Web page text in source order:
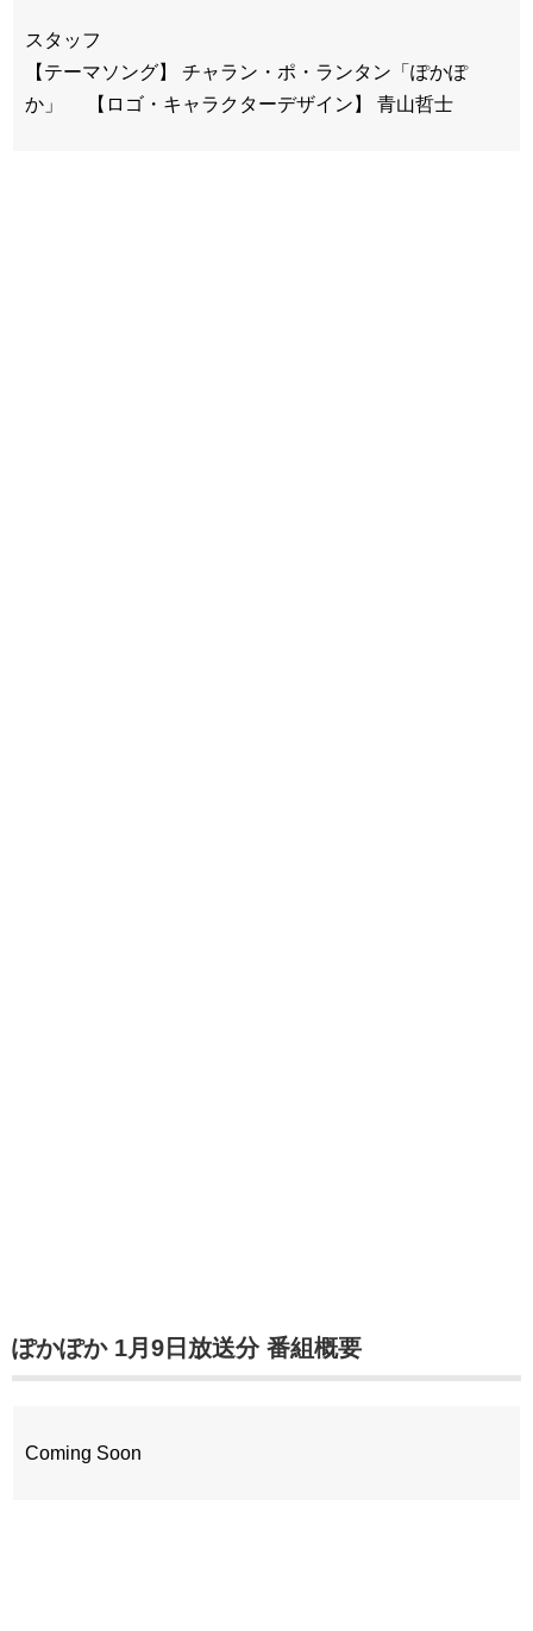
スタッフ
【テーマソング】 チャラン・ポ・ランタン「ぽかぽ
か」 【ロゴ・キャラクターデザイン】 青山哲士
ぽかぽか 1月9日放送分 番組概要
Coming Soon